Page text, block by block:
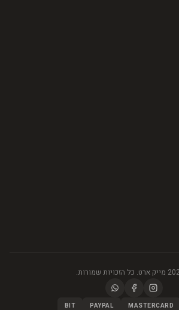
MASTERCARD
PAYPAL
BIT